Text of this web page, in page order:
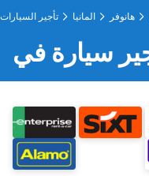
تأجير السيارات المانيا هانوفر